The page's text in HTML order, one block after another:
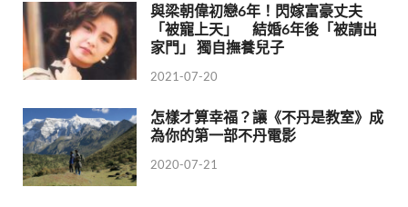
與梁朝偉初戀6年！閃嫁富豪丈夫
「被寵上天」 結婚6年後「被請出
家門」 獨自撫養兒子
2021-07-20
怎樣才算幸福？讓《不丹是教室》成
為你的第一部不丹電影
2020-07-21